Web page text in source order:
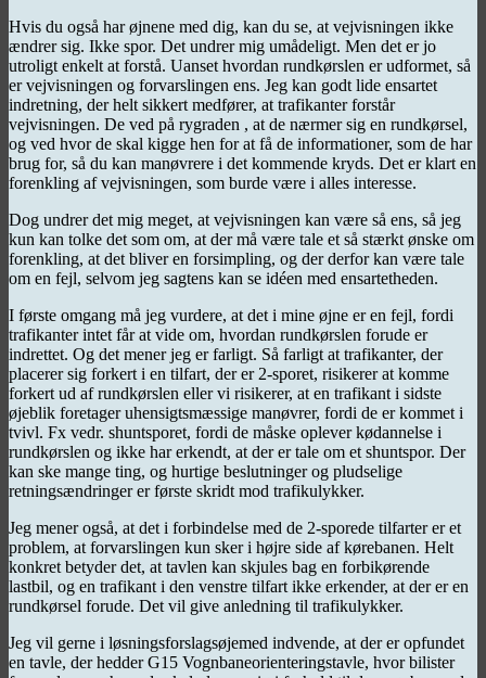
Hvis du også har øjnene med dig, kan du se, at vejvisningen ikke
ændrer sig. Ikke spor. Det undrer mig umådeligt. Men det er jo
utroligt enkelt at forstå. Uanset hvordan rundkørslen er udformet, så
er vejvisningen og forvarslingen ens. Jeg kan godt lide ensartet
indretning, der helt sikkert medfører, at trafikanter forstår
vejvisningen. De ved på rygraden , at de nærmer sig en rundkørsel,
og ved hvor de skal kigge hen for at få de informationer, som de har
brug for, så du kan manøvrere i det kommende kryds. Det er klart en
forenkling af vejvisningen, som burde være i alles interesse.
Dog undrer det mig meget, at vejvisningen kan være så ens, så jeg
kun kan tolke det som om, at der må være tale et så stærkt ønske om
forenkling, at det bliver en forsimpling, og der derfor kan være tale
om en fejl, selvom jeg sagtens kan se idéen med ensartetheden.
I første omgang må jeg vurdere, at det i mine øjne er en fejl, fordi
trafikanter intet får at vide om, hvordan rundkørslen forude er
indrettet. Og det mener jeg er farligt. Så farligt at trafikanter, der
placerer sig forkert i en tilfart, der er 2-sporet, risikerer at komme
forkert ud af rundkørslen eller vi risikerer, at en trafikant i sidste
øjeblik foretager uhensigtsmæssige manøvrer, fordi de er kommet i
tvivl. Fx vedr. shuntsporet, fordi de måske oplever kødannelse i
rundkørslen og ikke har erkendt, at der er tale om et shuntspor. Der
kan ske mange ting, og hurtige beslutninger og pludselige
retningsændringer er første skridt mod trafikulykker.
Jeg mener også, at det i forbindelse med de 2-sporede tilfarter er et
problem, at forvarslingen kun sker i højre side af kørebanen. Helt
konkret betyder det, at tavlen kan skjules bag en forbikørende
lastbil, og en trafikant i den venstre tilfart ikke erkender, at der er en
rundkørsel forude. Det vil give anledning til trafikulykker.
Jeg vil gerne i løsningsforslagsøjemed indvende, at der er opfundet
en tavle, der hedder G15 Vognbaneorienteringstavle, hvor bilister